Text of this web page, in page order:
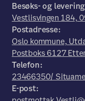
Besøks- og
Vestlisvingen 184,
Postadresse:
Oslo kommune,
Postboks 6127
Telefon:
23466350/
E-post: